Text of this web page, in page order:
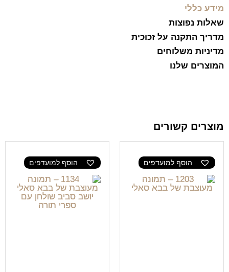
מידע כללי
שאלות נפוצות
מדריך התקנה על זכוכית
מדיניות משלוחים
המוצרים שלנו
מוצרים קשורים
הוסף למועדפים הוסף למועדפים